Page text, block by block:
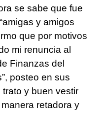
se sabe que fue
y amigos
que por motivos
mi renuncia al
Finanzas del
posteo en sus
y buen vestir
retadora y